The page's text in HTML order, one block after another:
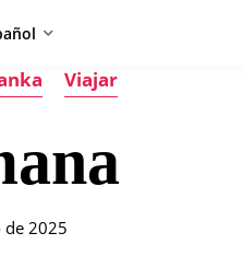
Viajar
de 2025